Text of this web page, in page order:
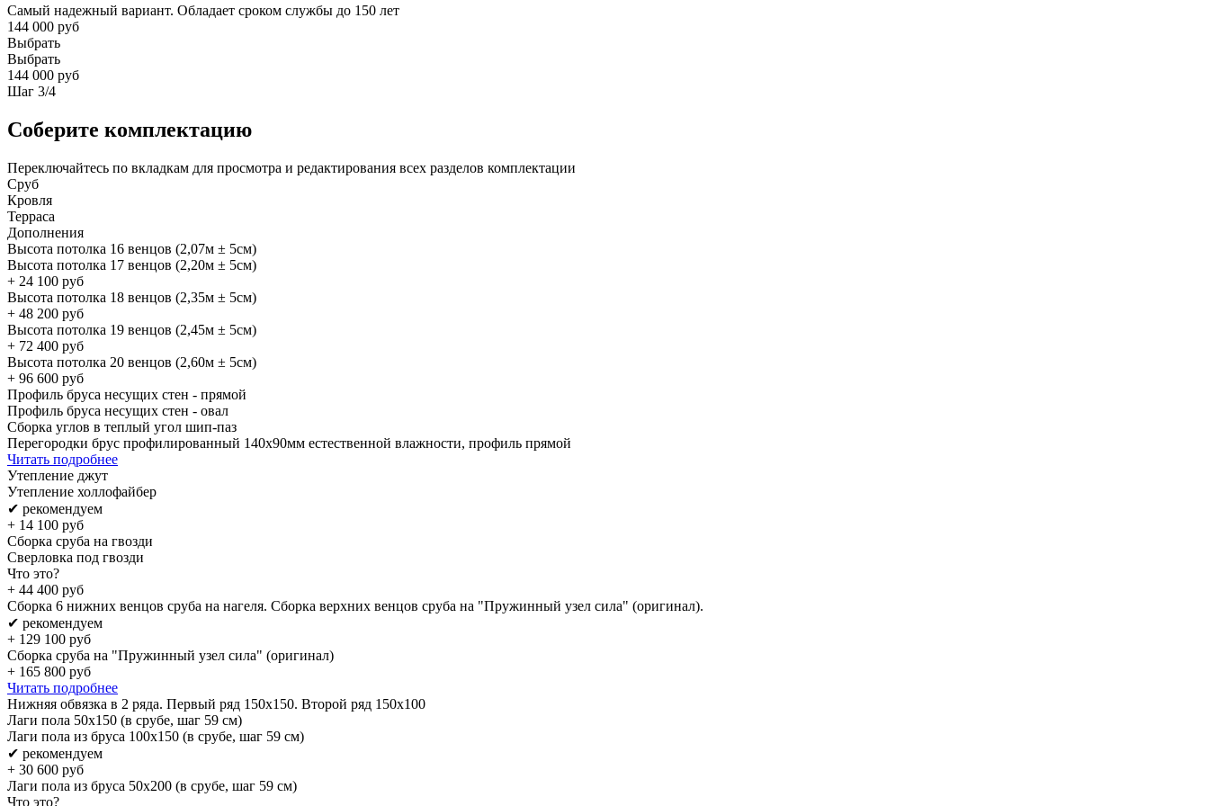
Самый надежный вариант. Обладает сроком службы до 150 лет
144 000 руб
Выбрать
Выбрать
144 000 руб
Шаг 3/4
Соберите комплектацию
Переключайтесь по вкладкам для просмотра и редактирования всех разделов комплектации
Сруб
Кровля
Терраса
Дополнения
Высота потолка 16 венцов (2,07м ± 5см)
Высота потолка 17 венцов (2,20м ± 5см)
+ 24 100 руб
Высота потолка 18 венцов (2,35м ± 5см)
+ 48 200 руб
Высота потолка 19 венцов (2,45м ± 5см)
+ 72 400 руб
Высота потолка 20 венцов (2,60м ± 5см)
+ 96 600 руб
Профиль бруса несущих стен - прямой
Профиль бруса несущих стен - овал
Сборка углов в теплый угол шип-паз
Перегородки брус профилированный 140х90мм естественной влажности, профиль прямой
Читать подробнее
Утепление джут
Утепление холлофайбер
✔ рекомендуем
+ 14 100 руб
Сборка сруба на гвозди
Сверловка под гвозди
Что это?
+ 44 400 руб
Сборка 6 нижних венцов сруба на нагеля. Сборка верхних венцов сруба на "Пружинный узел сила" (оригинал).
✔ рекомендуем
+ 129 100 руб
Сборка сруба на "Пружинный узел сила" (оригинал)
+ 165 800 руб
Читать подробнее
Нижняя обвязка в 2 ряда. Первый ряд 150x150. Второй ряд 150x100
Лаги пола 50х150 (в срубе, шаг 59 см)
Лаги пола из бруса 100х150 (в срубе, шаг 59 см)
✔ рекомендуем
+ 30 600 руб
Лаги пола из бруса 50х200 (в срубе, шаг 59 см)
Что это?